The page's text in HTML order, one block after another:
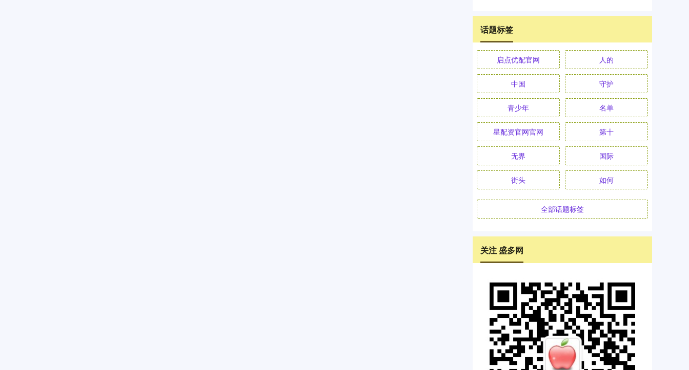
话题标签
启点优配官网 人的
中国 守护
青少年 名单
星配资官网官网 第十
无界 国际
街头 如何
全部话题标签
关注 盛多网